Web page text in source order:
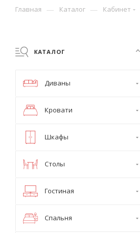
Главная — Каталог — Кабинет
КАТАЛОГ
Диваны
Кровати
Шкафы
Столы
Гостиная
Спальня